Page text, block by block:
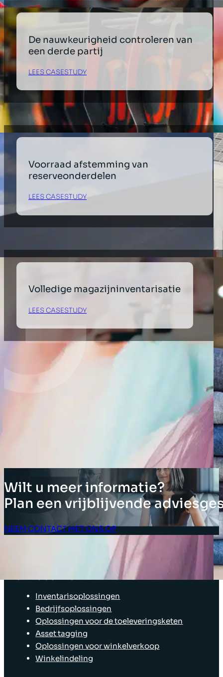
De nauwkeurigheid controleren van
een derde partij
LEES CASESTUDY
Voorraad afstemming van
reserveonderdelen
LEES CASESTUDY
Volledige magazijninventarisatie
LEES CASESTUDY
Wilt u meer informatie?
Plan een vrijblijvende
NEEM CONTACT MET ONS OP
Inventarisoplossingen
Bedrijfsoplossingen
Oplossingen voor de toeleveringsketen
Asset tagging
Oplossingen voor winkelverkoop
Winkelindeling